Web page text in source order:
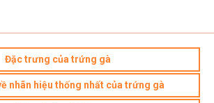
Đặc trưng của trứng gà
nhãn hiệu thống nhất của trứng gà